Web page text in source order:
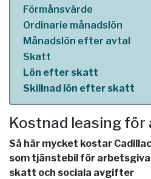
Förmånsvärde
Ordinarie månadslön
Månadslön efter avtal
Skatt
Lön efter skatt
Skillnad lön efter skatt
Kostnad leasing
Så här mycket kostar
som tjänstebil för
skatt och sociala avgifter